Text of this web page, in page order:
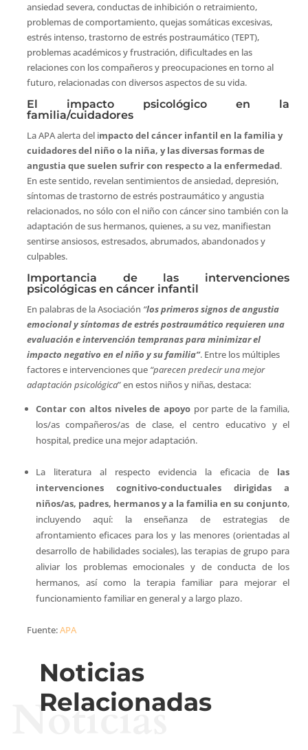
ansiedad severa, conductas de inhibición o retraimiento,
problemas de comportamiento, quejas somáticas excesivas,
estrés intenso, trastorno de estrés postraumático (TEPT),
problemas académicos y frustración, dificultades en las
relaciones con los compañeros y preocupaciones en torno al
futuro, relacionadas con diversos aspectos de su vida.
El impacto psicológico en la
familia/cuidadores
La APA alerta del impacto del cáncer infantil en la familia y
cuidadores del niño o la niña, y las diversas formas de
angustia que suelen sufrir con respecto a la enfermedad.
En este sentido, revelan sentimientos de ansiedad, depresión,
síntomas de trastorno de estrés postraumático y angustia
relacionados, no sólo con el niño con cáncer sino también con la
adaptación de sus hermanos, quienes, a su vez, manifiestan
sentirse ansiosos, estresados, abrumados, abandonados y
culpables.
Importancia de las intervenciones
psicológicas en cáncer infantil
En palabras de la Asociación “los primeros signos de angustia
emocional y síntomas de estrés postraumático requieren una
evaluación e intervención tempranas para minimizar el
impacto negativo en el niño y su familia”. Entre los múltiples
factores e intervenciones que “parecen predecir una mejor
adaptación psicológica” en estos niños y niñas, destaca:
Contar con altos niveles de apoyo por parte de la familia,
los/as compañeros/as de clase, el centro educativo y el
hospital, predice una mejor adaptación.
La literatura al respecto evidencia la eficacia de las
intervenciones cognitivo-conductuales dirigidas a
niños/as, padres, hermanos y a la familia en su conjunto,
incluyendo aquí: la enseñanza de estrategias de
afrontamiento eficaces para los y las menores (orientadas al
desarrollo de habilidades sociales), las terapias de grupo para
aliviar los problemas emocionales y de conducta de los
hermanos, así como la terapia familiar para mejorar el
funcionamiento familiar en general y a largo plazo.
Fuente:APA
Noticias
Relacionadas
Noticias